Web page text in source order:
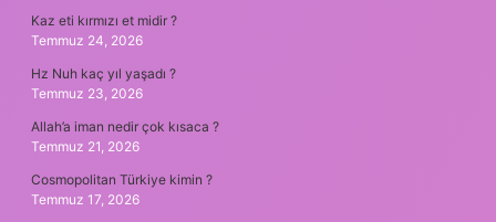
Kaz eti kırmızı et midir ?
Temmuz 24, 2026
Hz Nuh kaç yıl yaşadı ?
Temmuz 23, 2026
Allah’a iman nedir çok kısaca ?
Temmuz 21, 2026
Cosmopolitan Türkiye kimin ?
Temmuz 17, 2026